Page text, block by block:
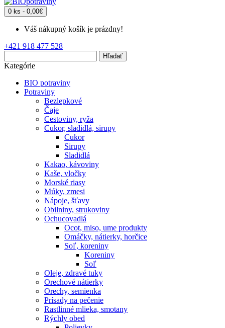
0 ks - 0,00€
Váš nákupný košík je prázdny!
+421 918 477 528
Hľadať
Kategórie
BIO potraviny
Potraviny
Bezlepkové
Čaje
Cestoviny, ryža
Cukor, sladidlá, sirupy
Cukor
Sirupy
Sladidlá
Kakao, kávoviny
Kaše, vločky
Morské riasy
Múky, zmesi
Nápoje, šťavy
Obilniny, strukoviny
Ochucovadlá
Ocot, miso, ume produkty
Omáčky, nátierky, horčice
Soľ, koreniny
Koreniny
Soľ
Oleje, zdravé tuky
Orechové nátierky
Orechy, semienka
Prísady na pečenie
Rastlinné mlieka, smotany
Rýchly obed